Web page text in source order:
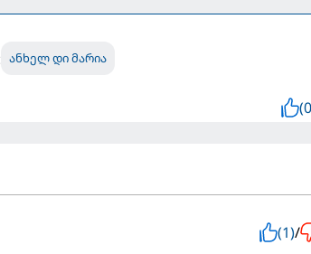
ანხელ დი მარია
(1)/